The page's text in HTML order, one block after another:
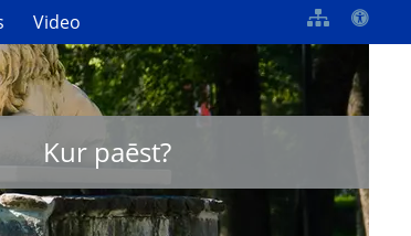
Video
Kur paēst?